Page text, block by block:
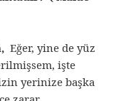
Eğer, yine de yüz
işte
yerinize başka